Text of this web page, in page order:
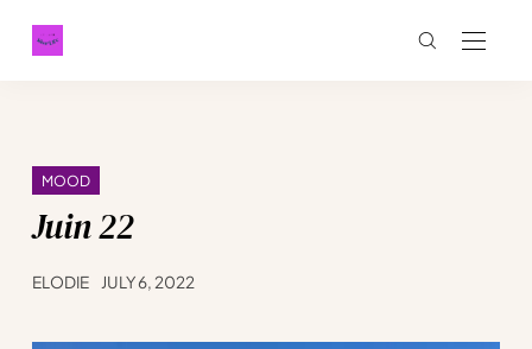
MOOD
Juin 22
ELODIE JULY 6, 2022